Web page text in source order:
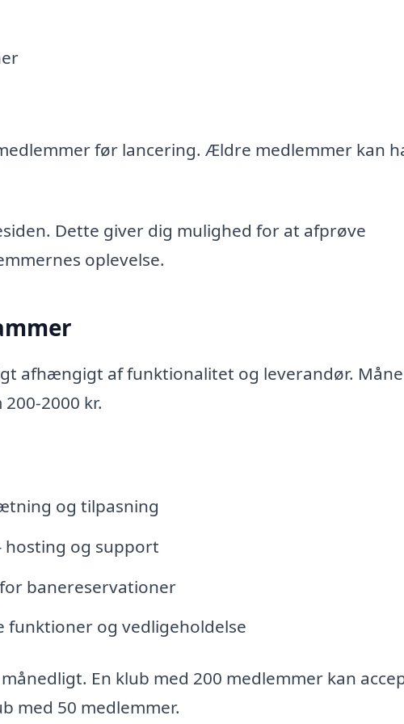
før lancering. Ældre medlemmer kan
Dette giver dig mulighed for at afprøve
oplevelse.
afhængigt af funktionalitet og leverandør.
2000 kr.
og tilpasning
hosting og support
banereservationer
funktioner og vedligeholdelse
En klub med 200 medlemmer kan
med 50 medlemmer.